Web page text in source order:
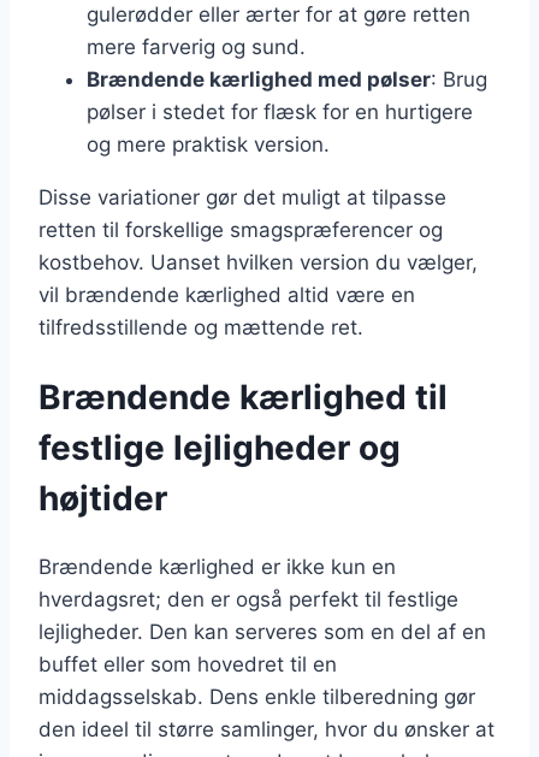
gulerødder eller ærter for at gøre retten
mere farverig og sund.
Brændende kærlighed med pølser: Brug
pølser i stedet for flæsk for en hurtigere
og mere praktisk version.
Disse variationer gør det muligt at tilpasse
retten til forskellige smagspræferencer og
kostbehov. Uanset hvilken version du vælger,
vil brændende kærlighed altid være en
tilfredsstillende og mættende ret.
Brændende kærlighed til
festlige lejligheder og
højtider
Brændende kærlighed er ikke kun en
hverdagsret; den er også perfekt til festlige
lejligheder. Den kan serveres som en del af en
buffet eller som hovedret til en
middagsselskab. Dens enkle tilberedning gør
den ideel til større samlinger, hvor du ønsker at